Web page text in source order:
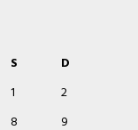
S
D
1
2
8
9